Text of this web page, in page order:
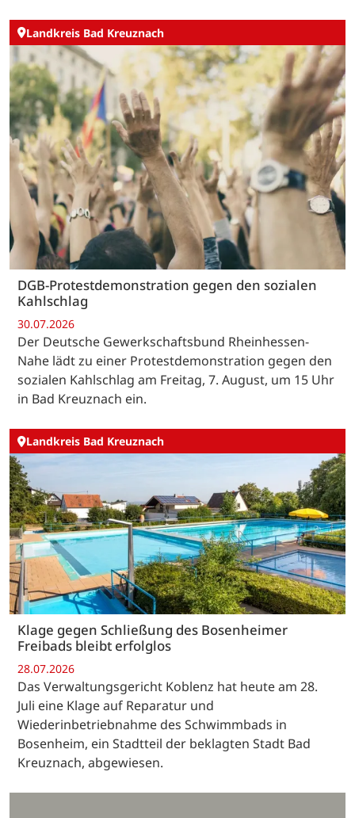
Landkreis Bad Kreuznach
DGB-Protestdemonstration gegen den sozialen
Kahlschlag
30.07.2026
Der Deutsche Gewerkschaftsbund Rheinhessen-
Nahe lädt zu einer Protestdemonstration gegen den
sozialen Kahlschlag am Freitag, 7. August, um 15 Uhr
in Bad Kreuznach ein.
Landkreis Bad Kreuznach
Klage gegen Schließung des Bosenheimer
Freibads bleibt erfolglos
28.07.2026
Das Verwaltungsgericht Koblenz hat heute am 28.
Juli eine Klage auf Reparatur und
Wiederinbetriebnahme des Schwimmbads in
Bosenheim, ein Stadtteil der beklagten Stadt Bad
Kreuznach, abgewiesen.